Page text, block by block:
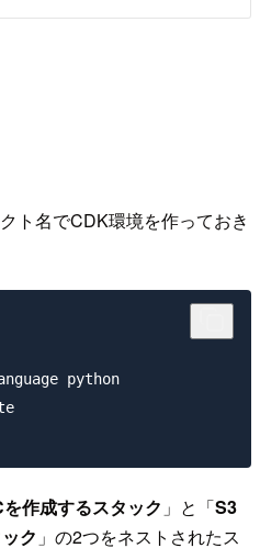
ト名でCDK環境を作っておき
python
作成するスタック 」と「S3
ク 」の2つをネストされたス